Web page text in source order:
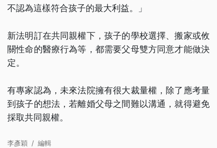
不認為這樣符合孩子的最大利益。」
新法明訂在共同親權下，孩子的學校選擇、搬家或攸
關性命的醫療行為等，都需要父母雙方同意才能做決
定。
有專家認為，未來法院擁有很大裁量權，除了應考量
到孩子的想法，若離婚父母之間難以溝通，就得避免
採取共同親權。
李彥穎 / 編輯